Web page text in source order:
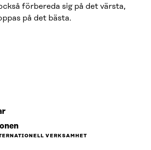
förbereda sig på det värsta,
på det bästa.
VERKSAMHET